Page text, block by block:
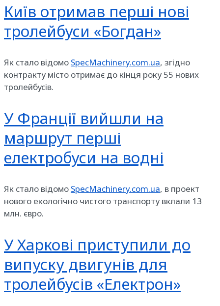
Київ отримав перші нові
тролейбуси «Богдан»
Як стало відомо SpecMachinery.com.ua, згідно
контракту місто отримає до кінця року 55 нових
тролейбусів.
У Франції вийшли на
маршрут перші
електробуси на водні
Як стало відомо SpecMachinery.com.ua, в проект
нового екологічно чистого транспорту вклали 13
млн. євро.
У Харкові приступили до
випуску двигунів для
тролейбусів «Електрон»